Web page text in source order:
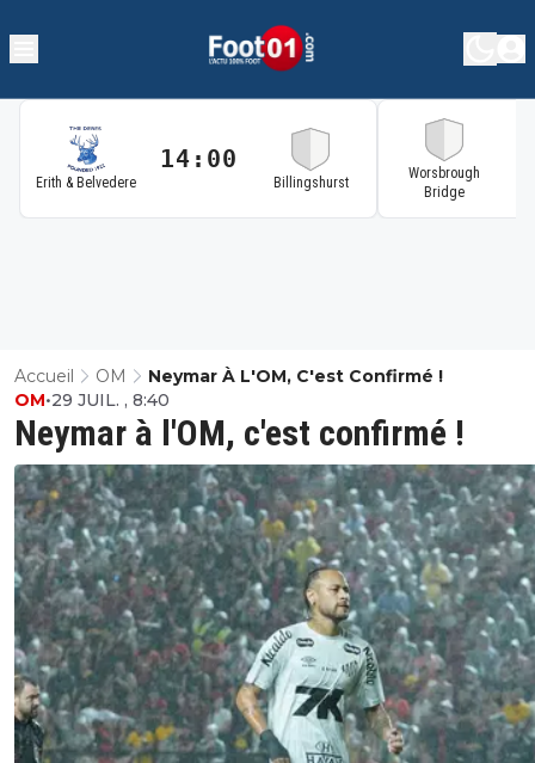
Erith & Belvedere
14:00
Billingshurst
Worsbrough
Bridge
Accueil OM Neymar À L'OM, C'est Confirmé !
Neymar à l'OM, c'est confirmé !
OM•29 JUIL. , 8:40